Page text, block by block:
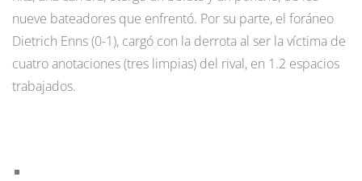
nueve bateadores que enfrentó. Por su parte, el foráneo
Dietrich Enns (0-1), cargó con la derrota al ser la víctima de
cuatro anotaciones (tres limpias) del rival, en 1.2 espacios
trabajados.